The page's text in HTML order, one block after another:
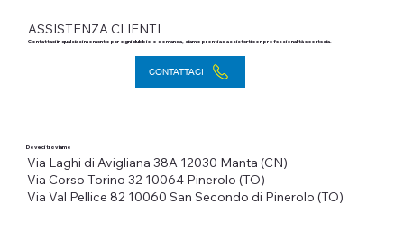
Contattaci in qualsiasi momento per ogni dubbio o domanda, siamo pronti ad assisterti con professionalità e cortesia.
CONTATTACI
ASSISTENZA CLIENTI
Dove ci troviamo
Via Laghi di Avigliana 38A 12030 Manta (CN)
Via Val Pellice 82 10060 San Secondo di Pinerolo (TO)
Via Corso Torino 32 10064 Pinerolo (TO)